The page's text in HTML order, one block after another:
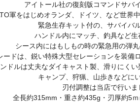
アイトール社の復刻版コマンドサバ
軍をはじめオランダ、ドイツ、など世界
緊急生存キット付の、サバイバ
ハンドル内にマッチ、釣具など
シース内にはもしもの時の緊急用の弾丸
ードは、鋭い特殊大型セレーションを装備
ドルは丈夫なダイキャスト製、滑りにく
キャンプ、狩猟、山歩きなどに
刃付調整は当店で行いま
全長約315mm・重さ約435g・刃厚約5